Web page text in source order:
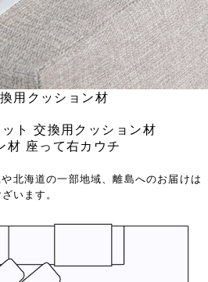
用クッション材
ト 交換用クッション材
材 座って右カウチ
北海道の一部地域、離島へのお届けは
います。